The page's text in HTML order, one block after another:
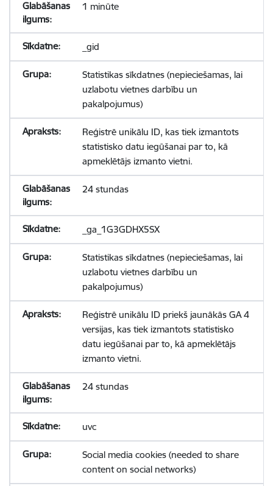
1 minūte
_gid
Statistikas sīkdatnes (nepieciešamas, lai
uzlabotu vietnes darbību un
pakalpojumus)
Reģistrē unikālu ID, kas tiek izmantots
statistisko datu iegūšanai par to, kā
apmeklētājs izmanto vietni.
24 stundas
_ga_1G3GDHX5SX
Statistikas sīkdatnes (nepieciešamas, lai
uzlabotu vietnes darbību un
pakalpojumus)
Reģistrē unikālu ID priekš jaunākās GA 4
versijas, kas tiek izmantots statistisko
datu iegūšanai par to, kā apmeklētājs
izmanto vietni.
24 stundas
uvc
Social media cookies (needed to share
content on social networks)